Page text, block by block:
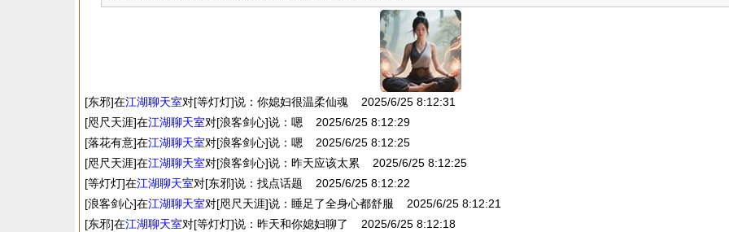
[东邪]在江湖聊天室对[等灯灯]说：你媳妇很温柔仙魂 2025/6/25 8:12:31
[咫尺天涯]在江湖聊天室对[浪客剑心]说：嗯 2025/6/25 8:12:29
[落花有意]在江湖聊天室对[浪客剑心]说：嗯 2025/6/25 8:12:25
[咫尺天涯]在江湖聊天室对[浪客剑心]说：昨天应该太累 2025/6/25 8:12:25
[等灯灯]在江湖聊天室对[东邪]说：找点话题 2025/6/25 8:12:22
[浪客剑心]在江湖聊天室对[咫尺天涯]说：睡足了全身心都舒服 2025/6/25 8:12:21
[东邪]在江湖聊天室对[等灯灯]说：昨天和你媳妇聊了 2025/6/25 8:12:18